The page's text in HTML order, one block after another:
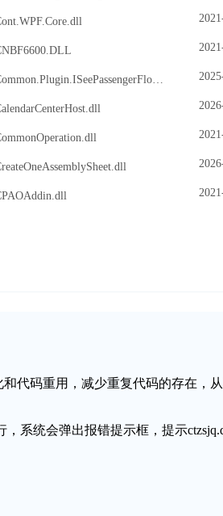
代码重用，减少重复代码的存在，
系统会弹出报错提示框，提示